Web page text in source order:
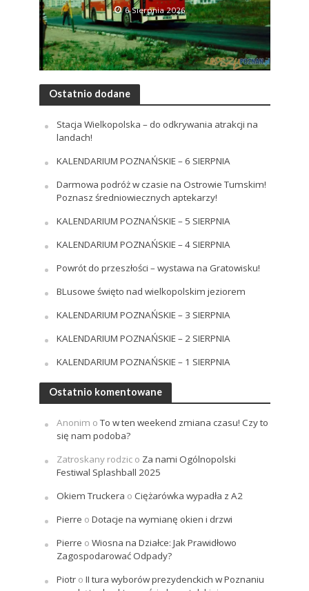
6 Sierpnia 2026
Ostatnio dodane
Stacja Wielkopolska – do odkrywania atrakcji na
landach!
KALENDARIUM POZNAŃSKIE – 6 SIERPNIA
Darmowa podróż w czasie na Ostrowie Tumskim!
Poznasz średniowiecznych aptekarzy!
KALENDARIUM POZNAŃSKIE – 5 SIERPNIA
KALENDARIUM POZNAŃSKIE – 4 SIERPNIA
Powrót do przeszłości – wystawa na Gratowisku!
BLusowe święto nad wielkopolskim jeziorem
KALENDARIUM POZNAŃSKIE – 3 SIERPNIA
KALENDARIUM POZNAŃSKIE – 2 SIERPNIA
KALENDARIUM POZNAŃSKIE – 1 SIERPNIA
Ostatnio komentowane
Anonim oTo w ten weekend zmiana czasu! Czy to
się nam podoba?
Zatroskany rodzico Za nami Ogólnopolski
Festiwal Splashball 2025
Okiem Truckera o Ciężarówka wypadła z A2
Pierre o Dotacje na wymianę okien i drzwi
Pierre o Wiosna na Działce: Jak Prawidłowo
Zagospodarować Odpady?
Piotro II tura wyborów prezydenckich w Poznaniu